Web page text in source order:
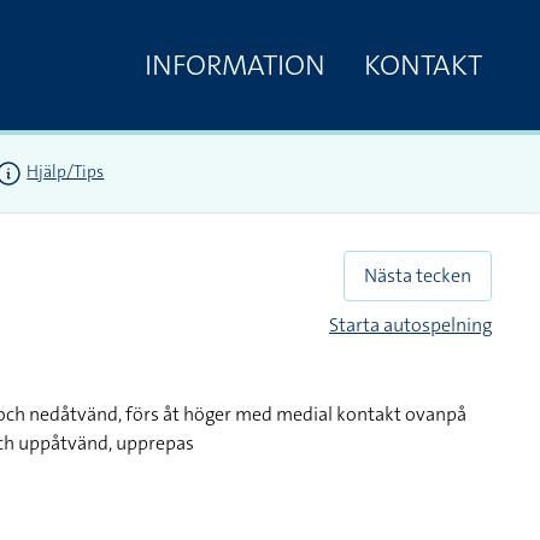
INFORMATION KONTAKT
Hjälp/Tips
Nästa tecken
Starta autospelning
nedåtvänd, förs åt höger med medial kontakt ovanpå
uppåtvänd, upprepas